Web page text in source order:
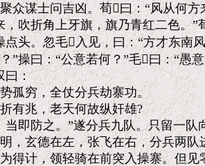
众谋士问吉凶。荀曰：“风从何方
，吹折角上牙旗，旗乃青红二色。”
点头。忽毛入见，曰：“方才东南
”操曰：“公意若何？”毛曰：“愚
曰：
，全仗分兵劫寨功。
，老天何故纵奸雄?
当即防之。”遂分兵九队。只留一队
，玄德在左，张飞在右，分兵两队
计，领轻骑在前突入操寨。但见